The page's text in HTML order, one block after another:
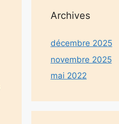
Archives
décembre 2025
novembre 2025
mai 2022